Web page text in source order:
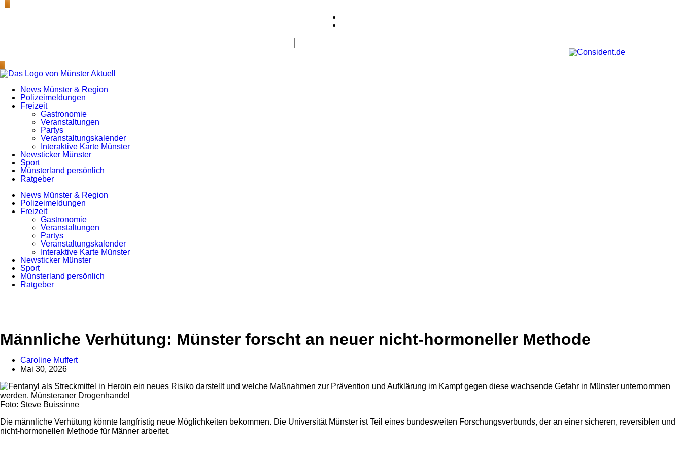
News Münster & Region
Polizeimeldungen
Freizeit
Gastronomie
Veranstaltungen
Partys
Veranstaltungskalender
Interaktive Karte Münster
Newsticker Münster
Sport
Münsterland persönlich
Ratgeber
News Münster & Region
Polizeimeldungen
Freizeit
Gastronomie
Veranstaltungen
Partys
Veranstaltungskalender
Interaktive Karte Münster
Newsticker Münster
Sport
Münsterland persönlich
Ratgeber
Männliche Verhütung: Münster forscht an neuer nicht-hormoneller Methode
Caroline Muffert
Mai 30, 2026
Foto: Steve Buissinne
Die männliche Verhütung könnte langfristig neue Möglichkeiten bekommen. Die Universität Münster ist Teil eines bundesweiten Forschungsverbunds, der an einer sicheren, reversiblen und
nicht-hormonellen Methode für Männer arbeitet.